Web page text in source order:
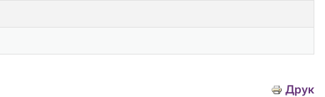
Друк